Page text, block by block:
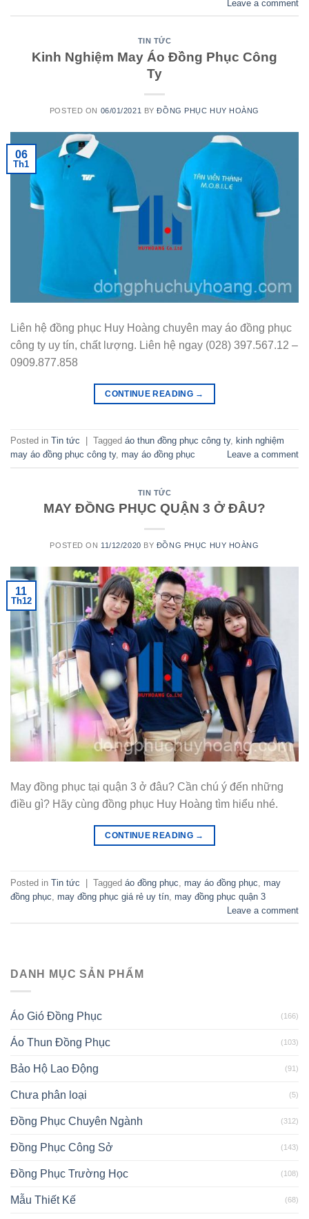
Leave a comment
TIN TỨC
Kinh Nghiệm May Áo Đồng Phục Công
Ty
POSTED ON 06/01/2021 BYĐỒNG PHỤC HUY HOÀNG
06
Th1
Liên hệ đồng phục Huy Hoàng chuyên may áo đồng phục
công ty uy tín, chất lượng. Liên hệ ngay (028) 397.567.12 –
0909.877.858
CONTINUE READING →
Posted in Tin tức Tagged áo thun đồng phục công ty, kinh nghiệm
may áo đồng phục công ty, may áo đồng phục Leave a comment
TIN TỨC
MAY ĐỒNG PHỤC QUẬN 3 Ở ĐÂU?
POSTED ON 11/12/2020 BY ĐỒNG PHỤC HUY HOÀNG
11
Th12
May đồng phục tại quận 3 ở đâu? Cần chú ý đến những
điều gì? Hãy cùng đồng phục Huy Hoàng tìm hiểu nhé.
CONTINUE READING →
Posted in Tin tức | Tagged áo đồng phục may áo đồng phục may
đồng phục may đồng phục giá rẻ uy tín may đồng phục quận 3
Leave a comment
DANH MỤC SẢN PHẨM
Áo Gió Đồng Phục (166)
Áo Thun Đồng Phục (103)
Bảo Hộ Lao Động (91)
Chưa phân loại (5)
Đồng Phục Chuyên Ngành (312)
Đồng Phục Công Sở (143)
Đồng Phục Trường Học (108)
Mẫu Thiết Kế (68)